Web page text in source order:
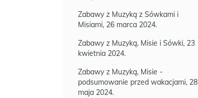
Zabawy z Muzyką z Sówkami i
Misiami, 26 marca 2024.
Zabawy z Muzyką, Misie i Sówki, 23
kwietnia 2024.
Zabawy z Muzyką, Misie -
podsumowanie przed wakacjami, 28
maja 2024.